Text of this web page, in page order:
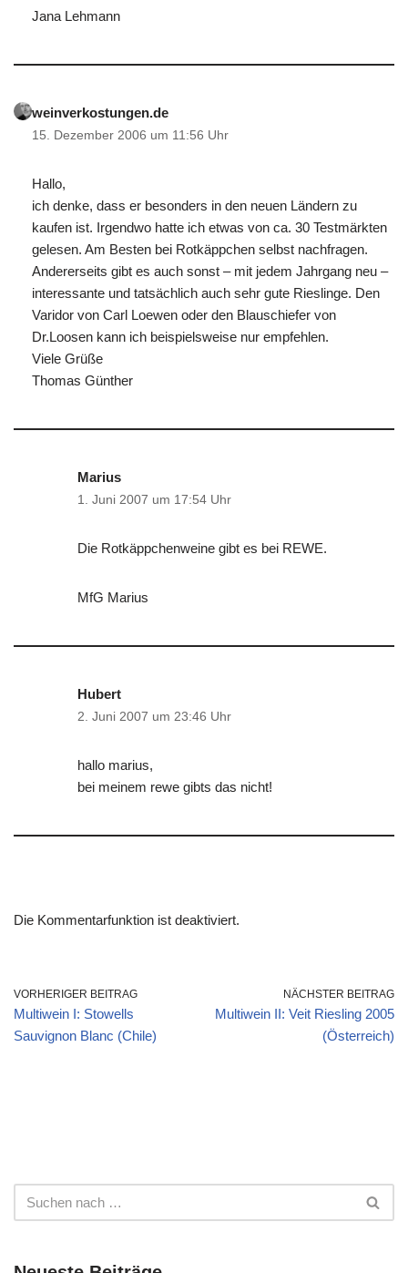
Jana Lehmann
weinverkostungen.de
15. Dezember 2006 um 11:56 Uhr
Hallo,
ich denke, dass er besonders in den neuen Ländern zu
kaufen ist. Irgendwo hatte ich etwas von ca. 30 Testmärkten
gelesen. Am Besten bei Rotkäppchen selbst nachfragen.
Andererseits gibt es auch sonst – mit jedem Jahrgang neu –
interessante und tatsächlich auch sehr gute Rieslinge. Den
Varidor von Carl Loewen oder den Blauschiefer von
Dr.Loosen kann ich beispielsweise nur empfehlen.
Viele Grüße
Thomas Günther
Marius
1. Juni 2007 um 17:54 Uhr
Die Rotkäppchenweine gibt es bei REWE.
MfG Marius
Hubert
2. Juni 2007 um 23:46 Uhr
hallo marius,
bei meinem rewe gibts das nicht!
Die Kommentarfunktion ist deaktiviert.
VORHERIGER BEITRAG
Multiwein I: Stowells
Sauvignon Blanc (Chile)
NÄCHSTER BEITRAG
Multiwein II: Veit Riesling 2005
(Österreich)